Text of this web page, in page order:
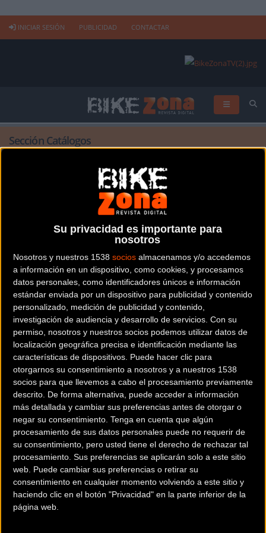
Su privacidad es importante para
nosotros
Nosotros y nuestros 1538 socios almacenamos y/o accedemos
a información en un dispositivo, como cookies, y procesamos
datos personales, como identificadores únicos e información
estándar enviada por un dispositivo para publicidad y contenido
personalizado, medición de publicidad y contenido,
investigación de audiencia y desarrollo de servicios. Con su
permiso, nosotros y nuestros socios podemos utilizar datos de
localización geográfica precisa e identificación mediante las
características de dispositivos. Puede hacer clic para
otorgarnos su consentimiento a nosotros y a nuestros 1538
socios para que llevemos a cabo el procesamiento previamente
descrito. De forma alternativa, puede acceder a información
más detallada y cambiar sus preferencias antes de otorgar o
negar su consentimiento. Tenga en cuenta que algún
procesamiento de sus datos personales puede no requerir de
su consentimiento, pero usted tiene el derecho de rechazar tal
procesamiento. Sus preferencias se aplicarán solo a este sitio
web. Puede cambiar sus preferencias o retirar su
consentimiento en cualquier momento volviendo a este sitio y
haciendo clic en el botón "Privacidad" en la parte inferior de la
página web.
INICIAR SESIÓN PUBLICIDAD CONTACTAR
Sección Catálogos
Catálogo Bicicletas PDF BH
Electricas 2014